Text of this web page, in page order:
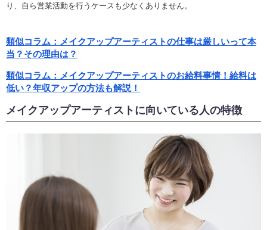
り、自ら営業活動を行うケースも少なくありません。
類似コラム：メイクアップアーティストの仕事は厳しいって本
当？その理由は？
類似コラム：メイクアップアーティストのお給料事情！給料は
低い？年収アップの方法も解説！
メイクアップアーティストに向いている人の特徴